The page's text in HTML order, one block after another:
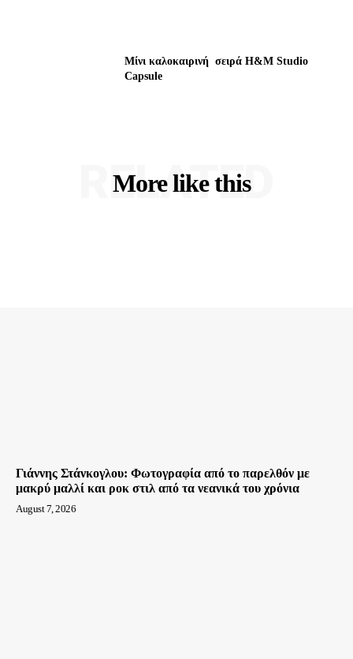
Μίνι καλοκαιρινή σειρά H&M Studio
Capsule
More like this
RELATED
Γιάννης Στάνκογλου: Φωτογραφία από το παρελθόν με
μακρύ μαλλί και ροκ στιλ από τα νεανικά του χρόνια
August 7, 2026